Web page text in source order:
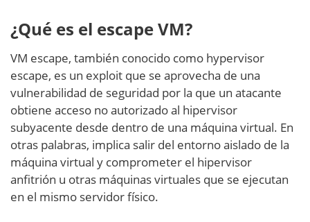
¿Qué es el escape VM?
VM escape, también conocido como hypervisor
escape, es un exploit que se aprovecha de una
vulnerabilidad de seguridad por la que un atacante
obtiene acceso no autorizado al hipervisor
subyacente desde dentro de una máquina virtual. En
otras palabras, implica salir del entorno aislado de la
máquina virtual y comprometer el hipervisor
anfitrión u otras máquinas virtuales que se ejecutan
en el mismo servidor físico.